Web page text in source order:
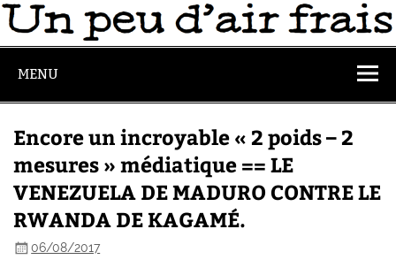
MENU
Encore un incroyable « 2 poids – 2
mesures » médiatique == LE
VENEZUELA DE MADURO CONTRE LE
RWANDA DE KAGAMÉ.
06/08/2017